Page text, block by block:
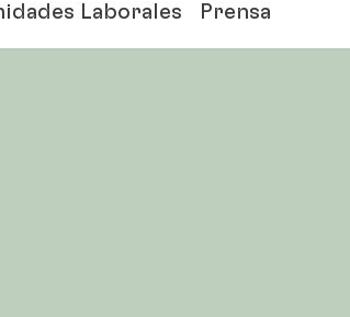
Laborales Prensa